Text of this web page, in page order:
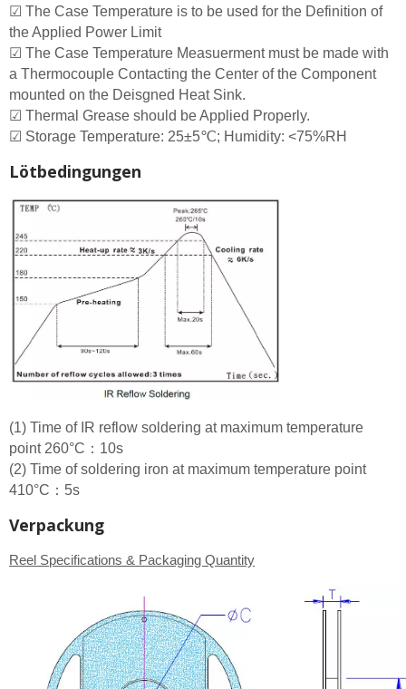
☑ The Case Temperature is to be used for the Definition of
the Applied Power Limit
☑ The Case Temperature Measuerment must be made with
a Thermocouple Contacting the Center of the Component
mounted on the Deisgned Heat Sink.
☑ Thermal Grease should be Applied Properly.
☑ Storage Temperature: 25±5℃; Humidity: <75%RH
Lötbedingungen
(1) Time of IR reflow soldering at maximum temperature
point 260°C：10s
(2) Time of soldering iron at maximum temperature point
410°C：5s
Verpackung
Reel Specifications & Packaging Quantity